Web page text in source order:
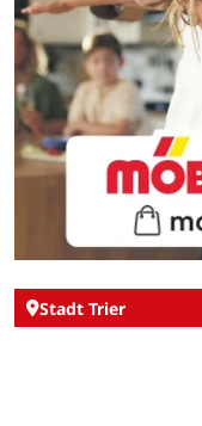
Stadt Trier